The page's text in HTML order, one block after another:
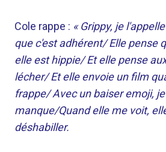
Cole rappe : « Grippy, je
que c'est adhérent/ Elle pense
elle est hippie/ Et elle pense
lécher/ Et elle envoie un film
frappe/ Avec un baiser emoji,
manque/Quand elle me voit,
déshabiller.